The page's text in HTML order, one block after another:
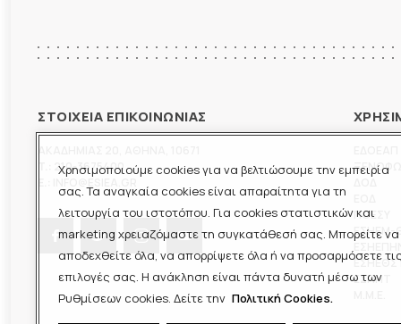
Χρησιμοποιούμε cookies για να βελτιώσουμε την εμπειρία
σας. Τα αναγκαία cookies είναι απαραίτητα για τη
λειτουργία του ιστοτόπου. Για cookies στατιστικών και
marketing χρειαζόμαστε τη συγκατάθεσή σας. Μπορείτε να
αποδεχθείτε όλα, να απορρίψετε όλα ή να προσαρμόσετε
επιλογές σας. Η ανάκληση είναι πάντα δυνατή μέσω των
Ρυθμίσεων cookies. Δείτε την Πολιτική Cookies.
ΣΤΟΙΧΕΙΑ ΕΠΙΚΟΙΝΩΝΙΑΣ
210-3675400
ΠΟΕΣΥ
ΕΣΗΕΜ-
ΕΣΠΗΤ